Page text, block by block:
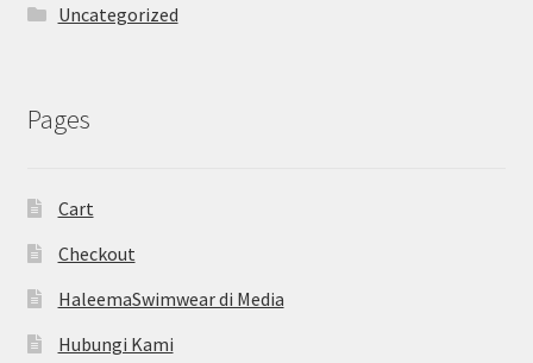
Uncategorized
Pages
Cart
Checkout
HaleemaSwimwear di Media
Hubungi Kami